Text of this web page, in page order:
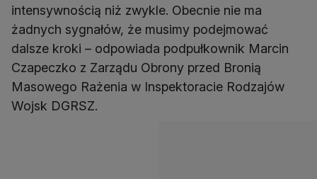
intensywnością niż zwykle. Obecnie nie ma
żadnych sygnałów, że musimy podejmować
dalsze kroki – odpowiada podpułkownik Marcin
Czapeczko z Zarządu Obrony przed Bronią
Masowego Rażenia w Inspektoracie Rodzajów